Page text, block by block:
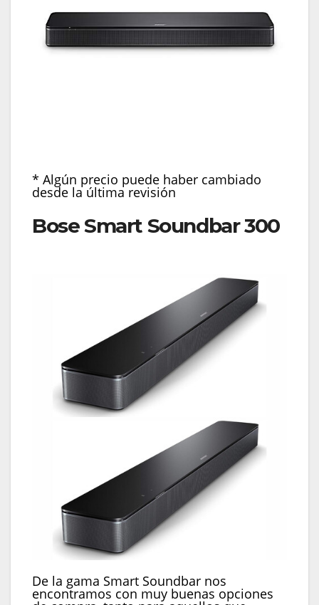
* Algún precio puede haber cambiado
desde la última revisión
Bose Smart Soundbar 300
De la gama Smart Soundbar nos
encontramos con muy buenas opciones